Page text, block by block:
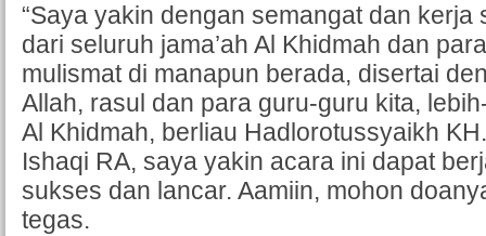
“Saya yakin dengan semangat dan kerja
dari seluruh jama’ah Al Khidmah dan
mulismat di manapun berada, disertai
Allah, rasul dan para guru-guru kita,
Al Khidmah, berliau Hadlorotussyaikh
Ishaqi RA, saya yakin acara ini dapat
sukses dan lancar. Aamiin, mohon
tegas.